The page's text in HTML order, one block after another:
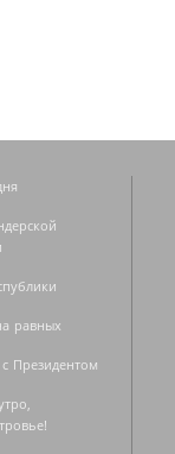
равных
Президентом